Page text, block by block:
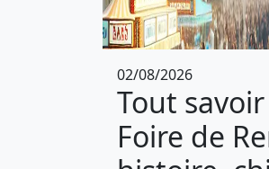
02/08/2026
Tout
Foire de